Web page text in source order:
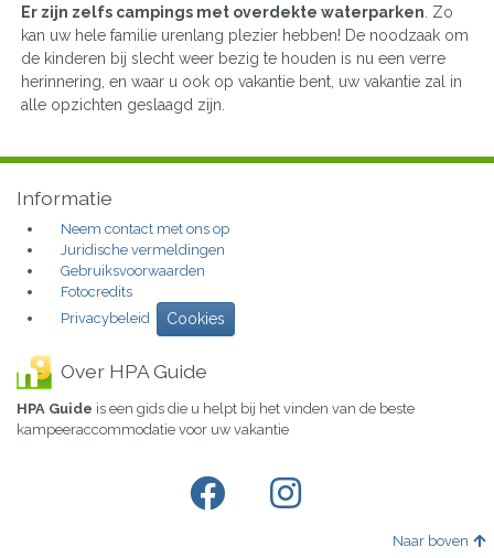
Er zijn zelfs campings met overdekte waterparken . Zo
kan uw hele familie urenlang plezier hebben! De noodzaak om
de kinderen bij slecht weer bezig te houden is nu een verre
herinnering, en waar u ook op vakantie bent, uw vakantie zal in
alle opzichten geslaagd zijn.
Informatie
Neem contact met ons op
Juridische vermeldingen
Gebruiksvoorwaarden
Fotocredits
Privacybeleid
Cookies
Over HPA Guide
HPA Guide is een gids die u helpt bij het vinden van de beste
kampeeraccommodatie voor uw vakantie
Naar boven